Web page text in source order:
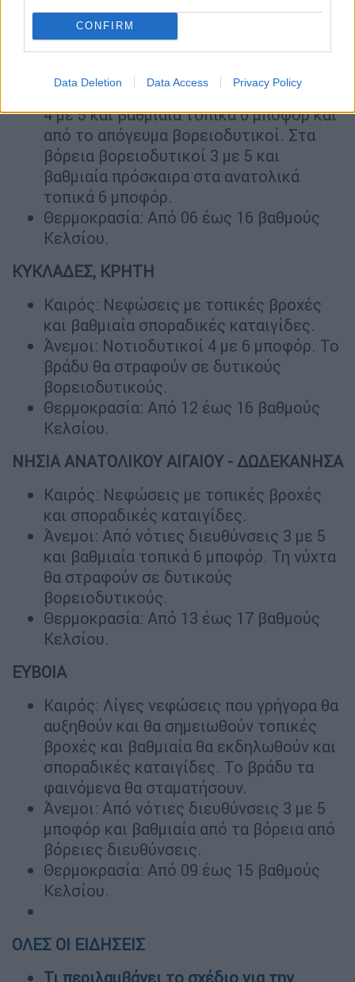
CONFIRM
Data Deletion Data Access Privacy Policy
σποραδικές καταιγίδες και χιόνια στα
ορεινά. Το βράδυ στα βόρεια και
βαθμιαία και στις υπόλοιπες περιοχές
τα φαινόμενα θα σταματήσουν.
Άνεμοι: Στα νότια δυτικοί νοτιοδυτικοί
4 με 5 και βαθμιαία τοπικά 6 μποφόρ και
από το απόγευμα βορειοδυτικοί. Στα
βόρεια βορειοδυτικοί 3 με 5 και
βαθμιαία πρόσκαιρα στα ανατολικά
τοπικά 6 μποφόρ.
Θερμοκρασία: Από 06 έως 16 βαθμούς
Κελσίου.
ΚΥΚΛΑΔΕΣ, ΚΡΗΤΗ
Καιρός: Νεφώσεις με τοπικές βροχές
και βαθμιαία σποραδικές καταιγίδες.
Άνεμοι: Νοτιοδυτικοί 4 με 6 μποφόρ. Το
βράδυ θα στραφούν σε δυτικούς
βορειοδυτικούς.
Θερμοκρασία: Από 12 έως 16 βαθμούς
Κελσίου.
ΝΗΣΙΑ ΑΝΑΤΟΛΙΚΟΥ ΑΙΓΑΙΟΥ - ΔΩΔΕΚΑΝΗΣΑ
Καιρός: Νεφώσεις με τοπικές βροχές
και σποραδικές καταιγίδες.
Άνεμοι: Από νότιες διευθύνσεις 3 με 5
και βαθμιαία τοπικά 6 μποφόρ. Τη νύχτα
θα στραφούν σε δυτικούς
βορειοδυτικούς.
Θερμοκρασία: Από 13 έως 17 βαθμούς
Κελσίου.
ΕΥΒΟΙΑ
Καιρός: Λίγες νεφώσεις που γρήγορα θα
αυξηθούν και θα σημειωθούν τοπικές
βροχές και βαθμιαία θα εκδηλωθούν και
σποραδικές καταιγίδες. Το βράδυ τα
φαινόμενα θα σταματήσουν.
Άνεμοι: Από νότιες διευθύνσεις 3 με 5
μποφόρ και βαθμιαία από τα βόρεια από
βόρειες διευθύνσεις.
Θερμοκρασία: Από 09 έως 15 βαθμούς
Κελσίου.
ΟΛΕΣ ΟΙ ΕΙΔΗΣΕΙΣ
Τι περιλαμβάνει το σχέδιο για την